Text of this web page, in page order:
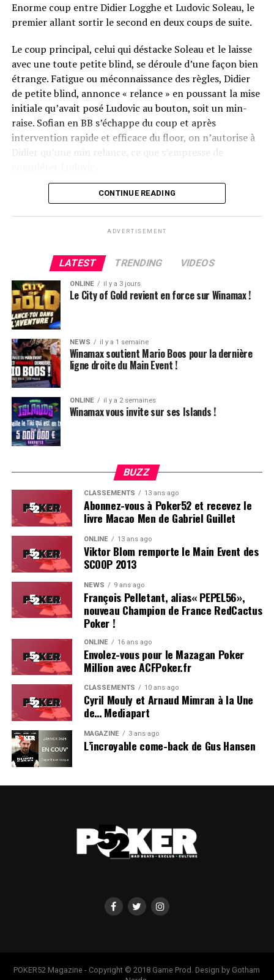
Enorme coup entre Didier Logghe et Ludovic Soleau, le
premier allant sortir le second en deux coups de suite.
Le coup principal, celui qui déstacke Soleau et le laisse
avec une toute petite blind, se déroule d’une façon bien
étrange. Fatigue ou méconnaissance des règles, Didier
de petite blind, annonce « relance » en poussant la mise
initiale qu’avait posé Ludovic au bouton, soit un min-
raise. Sofian en BB s’échappe du coup et après
intervention rapide et efficace du floor, on n’autorise à
Didier qu’une min relance, ce que s’empresse de
Flop QJ4. All-in de Ludovic et insta call de Logghe, avec
peine une BB, qu’il perdra le coup suivant contre le
même adversaire.
Ludovic Soleau sort donc à la troisième place, pour un
joli gain de 15720€ !
Place au heads-up final.
Soleau à gauche, sorti par Logghe au centre
CONTINUE READING
ADVERTISEMENT
LATEST TRENDING VIDEOS
ONLINE il y a 3 jours
Le City of Gold revient en force sur Winamax !
NEWS il y a 1 semaine
Winamax soutient Mario Boos pour la dernière
ligne droite du Main Event !
ONLINE il y a 2 semaines
Winamax vous invite sur ses Islands !
BUZZ
CLASSEMENTS 13 ans ago
Abonnez-vous à Poker52 et recevez le
livre Macao Men de Gabriel Guillet
ONLINE 13 ans ago
Viktor Blom remporte le Main Event des
SCOOP 2013
NEWS 9 ans ago
François Pelletant, alias« PEPEL56»,
nouveau Champion de France RedCactus
Poker !
ONLINE 16 ans ago
Envolez-vous pour le Mazagan Poker
Million avec ACFPoker.fr
CLASSEMENTS 10 ans ago
Cyril Mouly et Arnaud Mimran à la Une
de… Mediapart
MAGAZINE 3 ans ago
L’incroyable come-back de Gus Hansen
POKER52 Magazine - Copyright © 2018 Game Prod. Design by Gotham